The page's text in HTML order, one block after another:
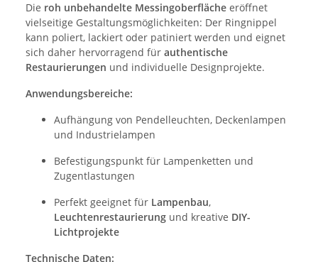
Die roh unbehandelte Messingoberfläche eröffnet
vielseitige Gestaltungsmöglichkeiten: Der Ringnippel
kann poliert, lackiert oder patiniert werden und eignet
sich daher hervorragend für authentische
Restaurierungen und individuelle Designprojekte.
Anwendungsbereiche:
Aufhängung von Pendelleuchten, Deckenlampen
und Industrielampen
Befestigungspunkt für Lampenketten und
Zugentlastungen
Perfekt geeignet für Lampenbau,
Leuchtenrestaurierung und kreative DIY-
Lichtprojekte
Technische Daten: